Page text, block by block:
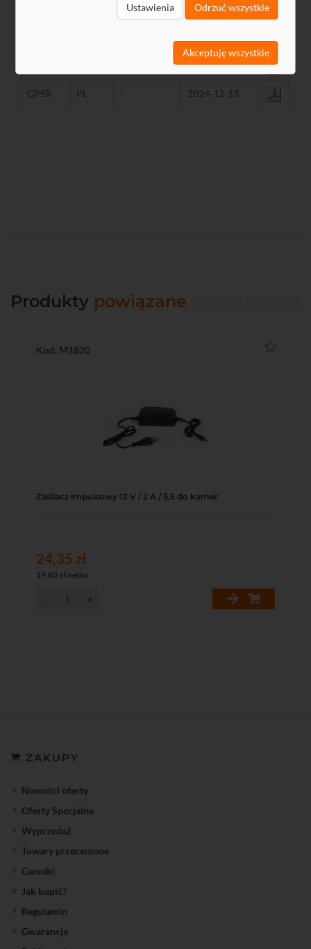
Ustawienia Odrzuć wszystkie
Akceptuję wszystkie
Data
2012-12-13
GPSR PL - 2024-12-13
Produkty powiązane
Kod: M1820
Zasilacz impulsowy 12 V / 2 A / 5,5 do kamer
24,35 zł
19,80 zł netto
ZAKUPY
Nowości oferty
Oferty Specjalne
Wyprzedaż
Towary przecenione
Cenniki
Jak kupić?
Regulamin
Gwarancja